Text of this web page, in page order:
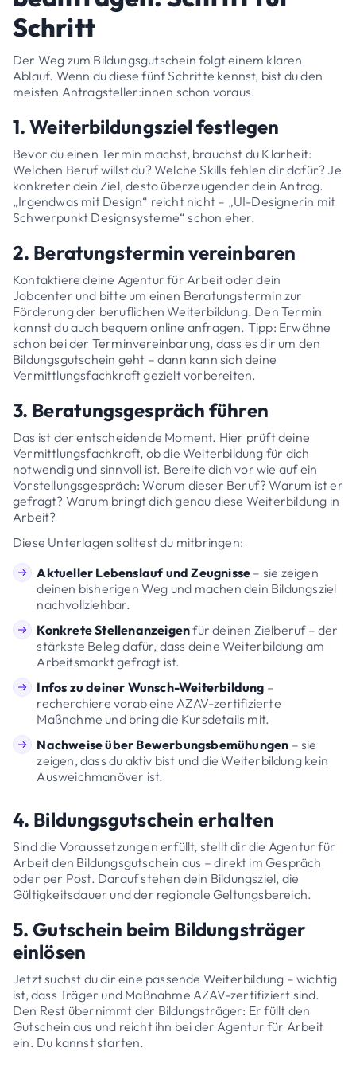
Schritt
Der Weg zum Bildungsgutschein folgt einem klaren
Ablauf. Wenn du diese fünf Schritte kennst, bist du den
meisten Antragsteller:innen schon voraus.
1. Weiterbildungsziel festlegen
Bevor du einen Termin machst, brauchst du Klarheit:
Welchen Beruf willst du? Welche Skills fehlen dir dafür? Je
konkreter dein Ziel, desto überzeugender dein Antrag.
„Irgendwas mit Design“ reicht nicht – „UI-Designerin mit
Schwerpunkt Designsysteme“ schon eher.
2. Beratungstermin vereinbaren
Kontaktiere deine Agentur für Arbeit oder dein
Jobcenter und bitte um einen Beratungstermin zur
Förderung der beruflichen Weiterbildung. Den Termin
kannst du auch bequem online anfragen. Tipp: Erwähne
schon bei der Terminvereinbarung, dass es dir um den
Bildungsgutschein geht – dann kann sich deine
Vermittlungsfachkraft gezielt vorbereiten.
3. Beratungsgespräch führen
Das ist der entscheidende Moment. Hier prüft deine
Vermittlungsfachkraft, ob die Weiterbildung für dich
notwendig und sinnvoll ist. Bereite dich vor wie auf ein
Vorstellungsgespräch: Warum dieser Beruf? Warum ist er
gefragt? Warum bringt dich genau diese Weiterbildung in
Arbeit?
Diese Unterlagen solltest du mitbringen:
Aktueller Lebenslauf und Zeugnisse – sie zeigen
deinen bisherigen Weg und machen dein Bildungsziel
nachvollziehbar.
Konkrete Stellenanzeigenfür deinen Zielberuf – der
stärkste Beleg dafür, dass deine Weiterbildung am
Arbeitsmarkt gefragt ist.
Infos zu deiner Wunsch-Weiterbildung –
recherchiere vorab eine AZAV-zertifizierte
Maßnahme und bring die Kursdetails mit.
Nachweise über Bewerbungsbemühungen – sie
zeigen, dass du aktiv bist und die Weiterbildung kein
Ausweichmanöver ist.
4. Bildungsgutschein erhalten
Sind die Voraussetzungen erfüllt, stellt dir die Agentur für
Arbeit den Bildungsgutschein aus – direkt im Gespräch
oder per Post. Darauf stehen dein Bildungsziel, die
Gültigkeitsdauer und der regionale Geltungsbereich.
5. Gutschein beim Bildungsträger
einlösen
Jetzt suchst du dir eine passende Weiterbildung – wichtig
ist, dass Träger und Maßnahme AZAV-zertifiziert sind.
Den Rest übernimmt der Bildungsträger: Er füllt den
Gutschein aus und reicht ihn bei der Agentur für Arbeit
ein. Du kannst starten.